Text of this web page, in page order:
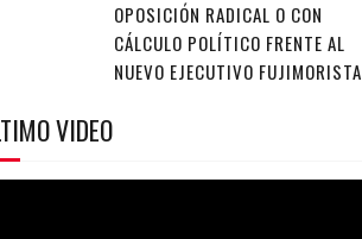
OPOSICIÓN RADICAL O CON
CÁLCULO POLÍTICO FRENTE AL
NUEVO EJECUTIVO FUJIMORISTA
VIDEO